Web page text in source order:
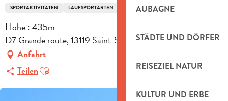
AUBAGNE
STÄDTE UND DÖRFER
REISEZIEL NATUR
KULTUR UND ERBE
SPORTAKTIVITÄTEN LAUFSPORTARTEN TRAIL-ROUTE
Höhe : 435m
D7 Grande route, 13119 Saint-Savournin
Anfahrt
TeilenAjouter aux favoris